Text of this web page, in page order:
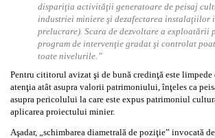
dispariţia activităţii generatoare de peisaj
industriei miniere şi dezafectarea instalaţiilor
prelucrare). Scara de dezvoltare a exploatării
program de intervenţie gradat şi controlat
toate nivelurile.”
Pentru cititorul avizat şi de bună credinţă este limpede
atenţia atât asupra valorii patrimoniului, înţeles ca
asupra pericolului la care este expus patrimoniul
aplicarea proiectului minier.
Aşadar, „schimbarea diametrală de poziţie” invocată